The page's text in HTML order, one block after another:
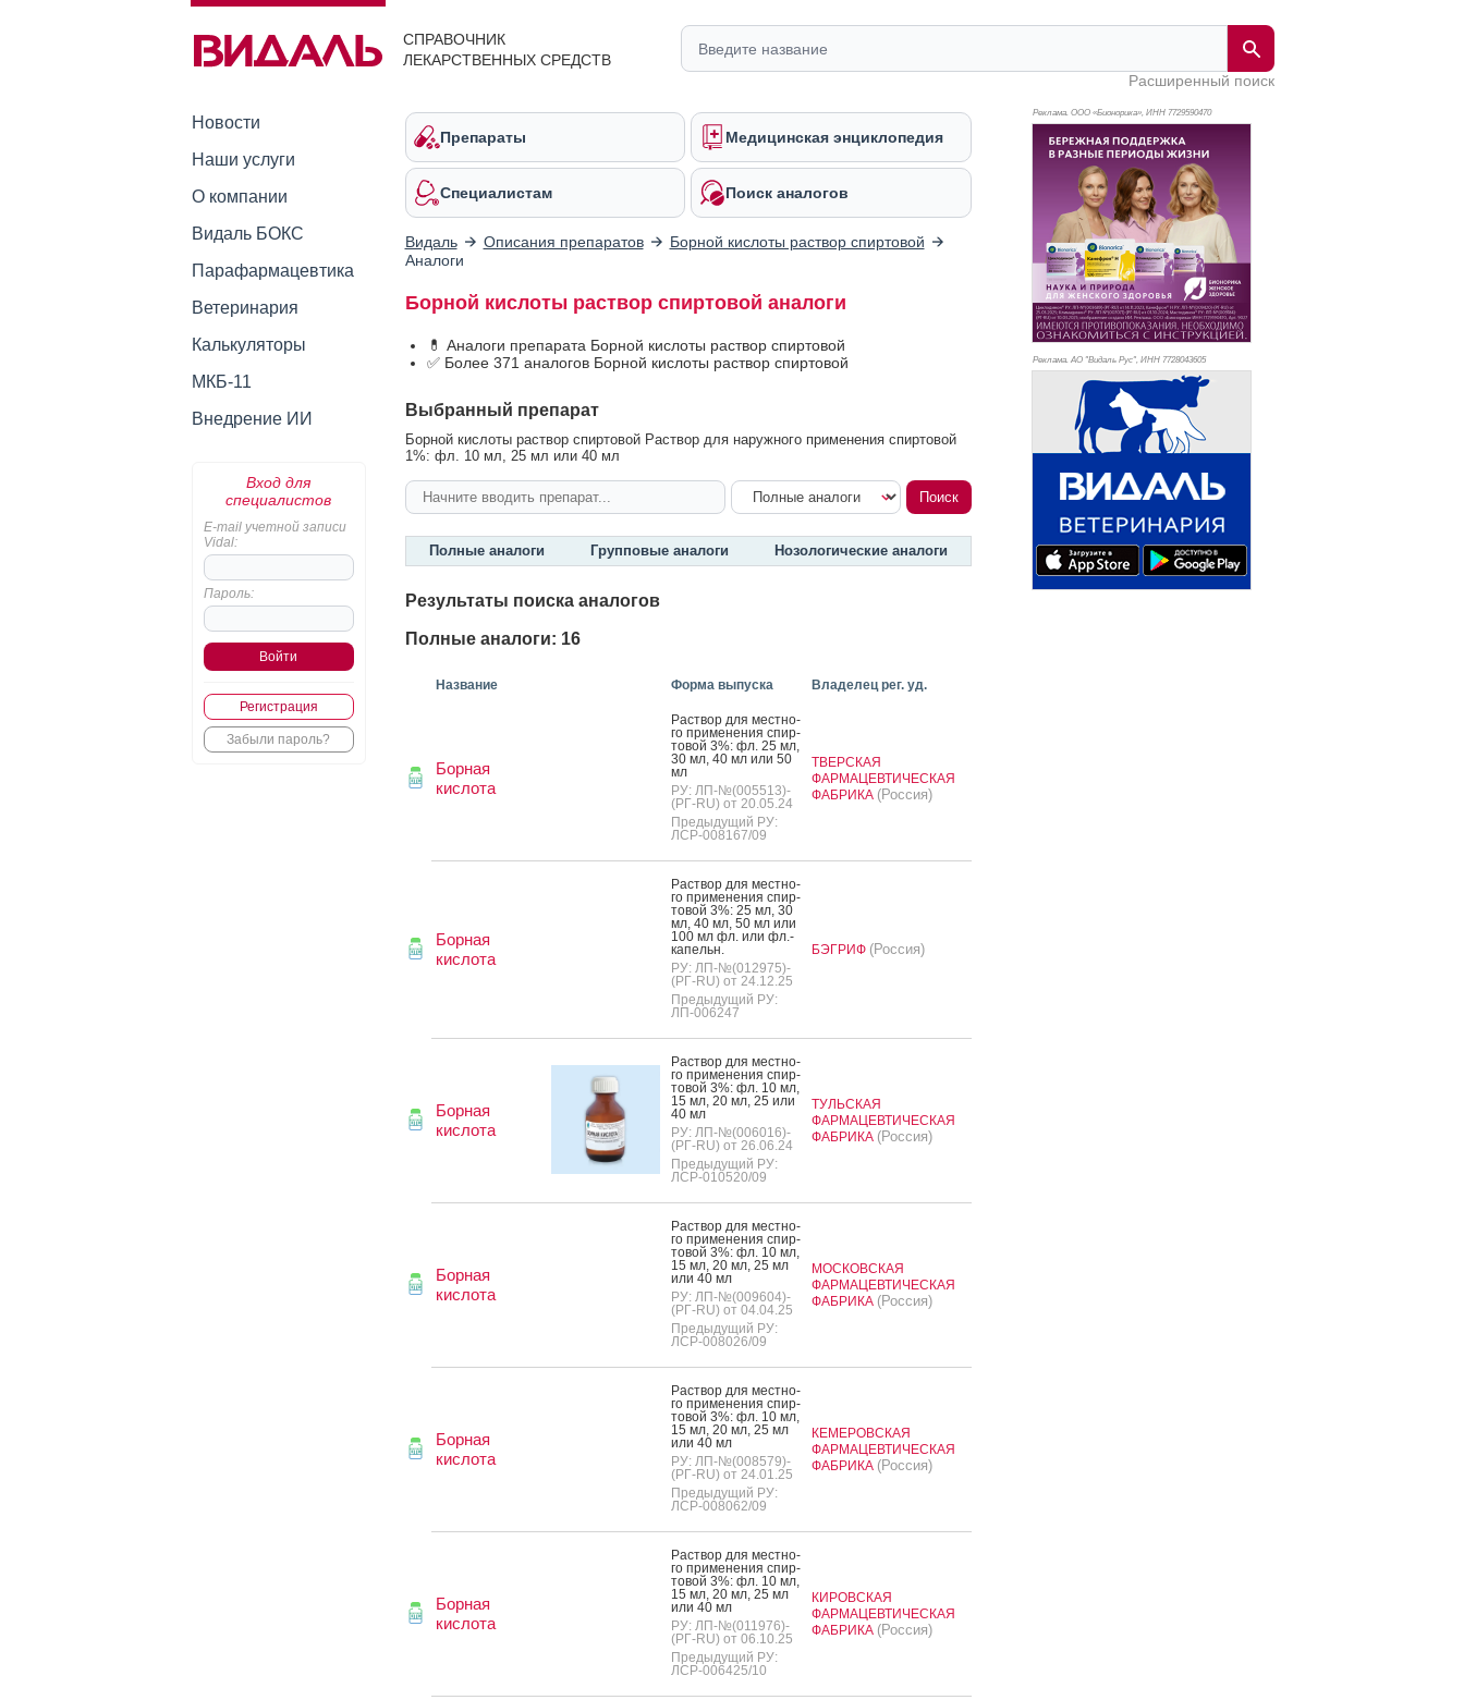
СПРАВОЧНИК
ЛЕКАРСТВЕННЫХ СРЕДСТВ
Расширенный поиск
Новости
Наши услуги
О компании
Видаль БОКС
Парафармацевтика
Ветеринария
Калькуляторы
МКБ-11
Внедрение ИИ
Вход для
специалистов
E-mail учетной записи
Vidal:
Пароль:
Регистрация
Забыли пароль?
Препараты Медицинская энциклопедия
Специалистам Поиск аналогов
Видаль Описания препаратов
Борной кислоты раствор спиртовой
Аналоги
Борной кислоты раствор спиртовой аналоги
💊 Аналоги препарата Борной кислоты раствор спиртовой
✅ Более 371 аналогов Борной кислоты раствор спиртовой
Выбранный препарат
Борной кислоты раствор спиртовой Раствор для наружного применения спиртовой
1%: фл. 10 мл, 25 мл или 40 мл
Полные аналоги Групповые аналоги Нозологические аналоги
Результаты поиска аналогов
Полные аналоги: 16
Название Форма выпуска Владелец рег. уд.
Борная
кислота
Рас­твор для мес­тно­
го при­мене­ния спир­
то­вой 3%: фл. 25 мл,
30 мл, 40 мл или 50
мл
РУ: ЛП-№(005513)-
(РГ-RU) от 20.05.24
Предыдущий РУ:
ЛСР-008167/09
ТВЕРСКАЯ
ФАРМАЦЕВТИЧЕСКАЯ
ФАБРИКА (Россия)
Борная
кислота
Рас­твор для мес­тно­
го при­мене­ния спир­
то­вой 3%: 25 мл, 30
мл, 40 мл, 50 мл или
100 мл фл. или фл.-
ка­пельн.
РУ: ЛП-№(012975)-
(РГ-RU) от 24.12.25
Предыдущий РУ:
ЛП-006247
БЭГРИФ (Россия)
Борная
кислота
Рас­твор для мес­тно­
го при­мене­ния спир­
то­вой 3%: фл. 10 мл,
15 мл, 20 мл, 25 или
40 мл
РУ: ЛП-№(006016)-
(РГ-RU) от 26.06.24
Предыдущий РУ:
ЛСР-010520/09
ТУЛЬСКАЯ
ФАРМАЦЕВТИЧЕСКАЯ
ФАБРИКА (Россия)
Борная
кислота
Рас­твор для мес­тно­
го при­мене­ния спир­
то­вой 3%: фл. 10 мл,
15 мл, 20 мл, 25 мл
или 40 мл
РУ: ЛП-№(009604)-
(РГ-RU) от 04.04.25
Предыдущий РУ:
ЛСР-008026/09
МОСКОВСКАЯ
ФАРМАЦЕВТИЧЕСКАЯ
ФАБРИКА (Россия)
Борная
кислота
Рас­твор для мес­тно­
го при­мене­ния спир­
то­вой 3%: фл. 10 мл,
15 мл, 20 мл, 25 мл
или 40 мл
РУ: ЛП-№(008579)-
(РГ-RU) от 24.01.25
Предыдущий РУ:
ЛСР-008062/09
КЕМЕРОВСКАЯ
ФАРМАЦЕВТИЧЕСКАЯ
ФАБРИКА (Россия)
Борная
кислота
Рас­твор для мес­тно­
го при­мене­ния спир­
то­вой 3%: фл. 10 мл,
15 мл, 20 мл, 25 мл
или 40 мл
РУ: ЛП-№(011976)-
(РГ-RU) от 06.10.25
Предыдущий РУ:
ЛСР-006425/10
КИРОВСКАЯ
ФАРМАЦЕВТИЧЕСКАЯ
ФАБРИКА (Россия)
Реклама. ООО «Бионорика», ИНН 7729590470
Реклама. АО "Видаль Рус", ИНН 7728043605